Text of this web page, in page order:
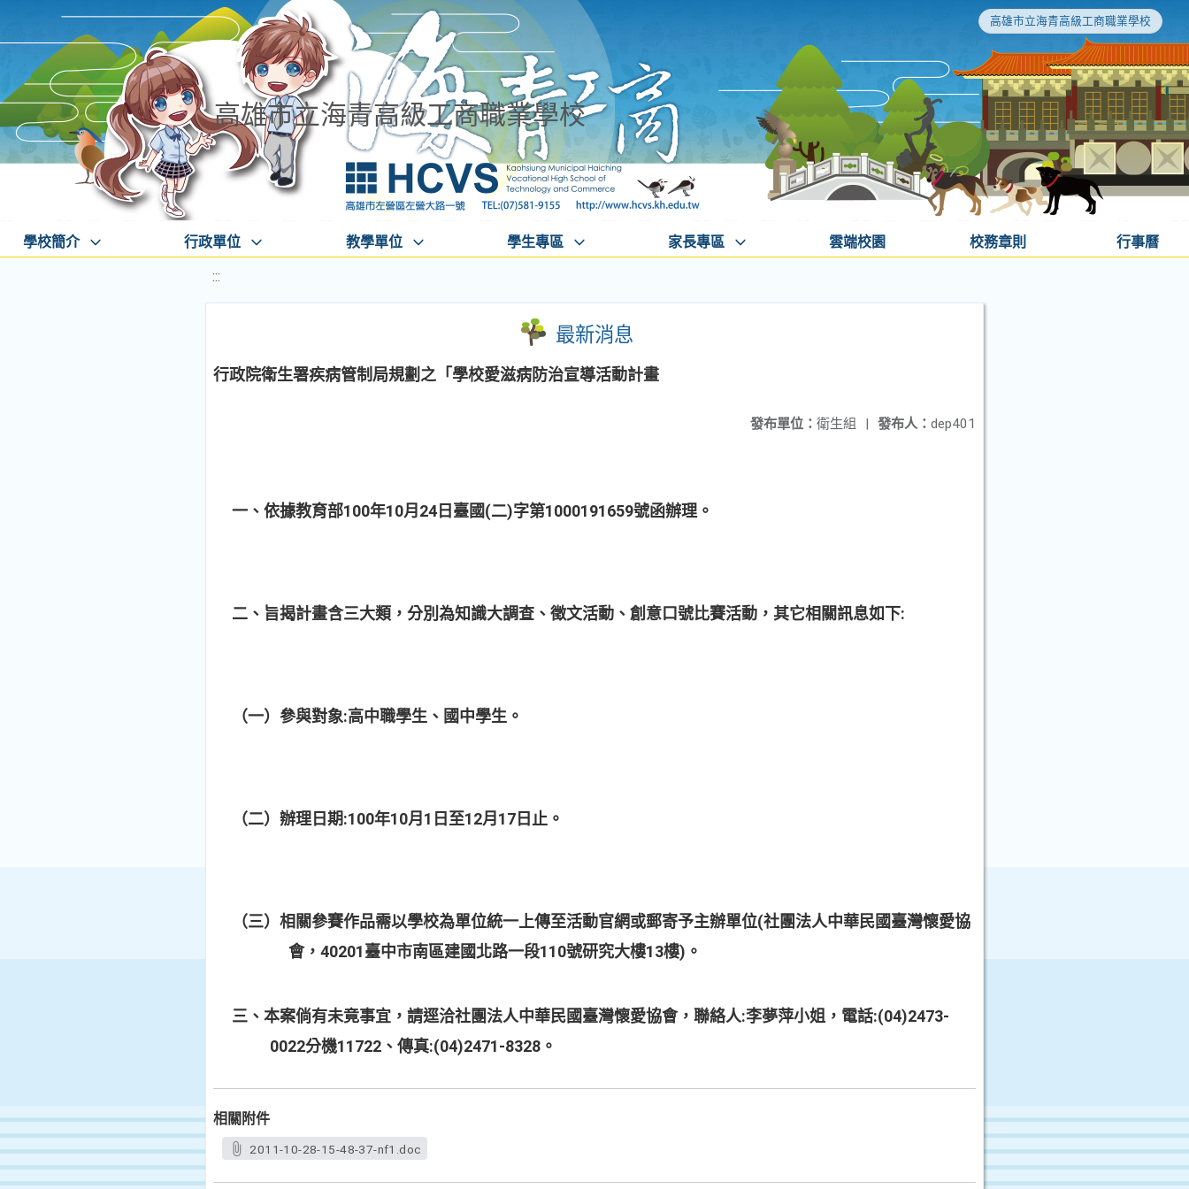
高雄市立海青高級工商職業學校
高雄市立海青高級工商職業學校
學校簡介 行政單位 教學單位 學生專區 家長專區 雲端校園 校務章則 行事曆
:::
最新消息
行政院衛生署疾病管制局規劃之「學校愛滋病防治宣導活動計畫
發布人： dep401
發布單位： 衛生組 |
一、依據教育部100年10月 24 日臺國(二)字第1000191659號函辦理。
二、旨揭計畫含三大類，分別為知識大調查、徵文活動、創意口號比賽活動，其它相關訊息如下:
（一）參與對象:高中職學生、國中學生。
（二）辦理日期:100年10月 1 日至12月 17 日止。
（三）相關參賽作品需以學校為單位統一上傳至活動官網或郵寄予主辦單位(社團法人中華民國臺灣懷愛協
會，40201 臺中市南區建國北路一段110號研究大樓13樓) 。
三、本案倘有未竟事宜，請逕洽社團法人中華民國臺灣懷愛協會，聯絡人:李夢萍小姐，電話:(04)2473-
0022分機11722 、傳真:(04)2471-8328 。
相關附件
2011-10-28-15-48-37-nf1.doc